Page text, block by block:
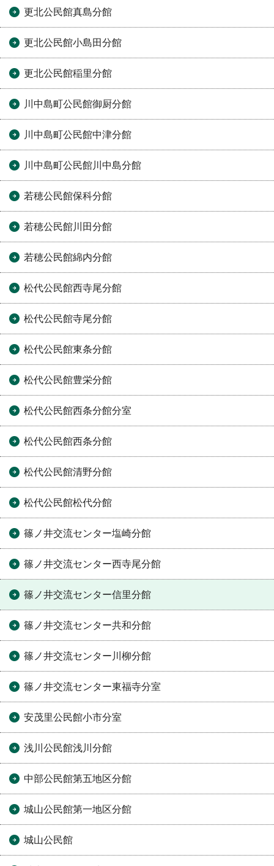
更北公民館真島分館
更北公民館小島田分館
更北公民館稲里分館
川中島町公民館御厨分館
川中島町公民館中津分館
川中島町公民館川中島分館
若穂公民館保科分館
若穂公民館川田分館
若穂公民館綿内分館
松代公民館西寺尾分館
松代公民館寺尾分館
松代公民館東条分館
松代公民館豊栄分館
松代公民館西条分館分室
松代公民館西条分館
松代公民館清野分館
松代公民館松代分館
篠ノ井交流センター塩崎分館
篠ノ井交流センター西寺尾分館
篠ノ井交流センター信里分館
篠ノ井交流センター共和分館
篠ノ井交流センター川柳分館
篠ノ井交流センター東福寺分室
安茂里公民館小市分室
浅川公民館浅川分館
中部公民館第五地区分館
城山公民館第一地区分館
城山公民館